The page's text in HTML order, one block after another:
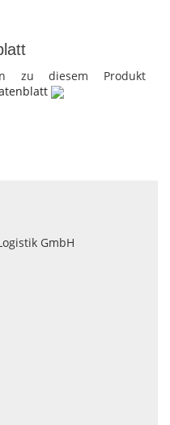
zu diesem Produkt
GmbH